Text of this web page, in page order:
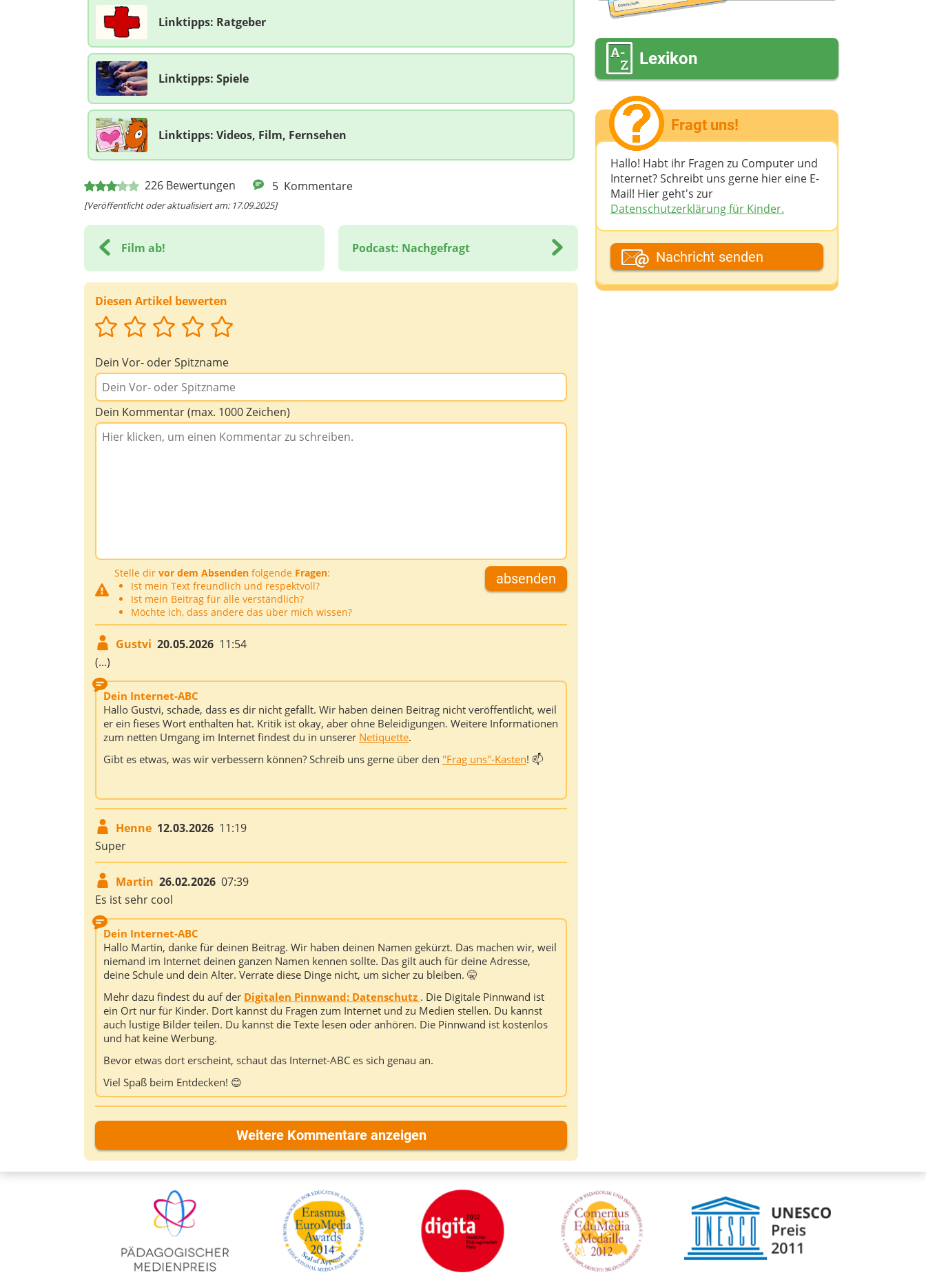
Linktipps: Ratgeber
Linktipps: Spiele
Linktipps: Videos, Film, Fernsehen
226 Bewertungen 5 Kommentare
[Veröffentlicht oder aktualisiert am: 17.09.2025]
Film ab! Podcast: Nachgefragt
Diesen Artikel bewerten
Dein Vor- oder Spitzname
Dein Kommentar (max. 1000 Zeichen)
Stelle dir vor dem Absenden folgende Fragen:
Ist mein Text freundlich und respektvoll?
Ist mein Beitrag für alle verständlich?
Möchte ich, dass andere das über mich wissen?
absenden
Gustvi 20.05.2026 11:54
(...)
Dein Internet-ABC
Hallo Gustvi, schade, dass es dir nicht gefällt. Wir haben deinen Beitrag nicht veröffentlicht, weil
er ein fieses Wort enthalten hat. Kritik ist okay, aber ohne Beleidigungen. Weitere Informationen
zum netten Umgang im Internet findest du in unserer Netiquette.
Gibt es etwas, was wir verbessern können? Schreib uns gerne über den "Frag uns"-Kasten! 📫
Henne 12.03.2026 11:19
Super
Martin 26.02.2026 07:39
Es ist sehr cool
Dein Internet-ABC
Hallo Martin, danke für deinen Beitrag. Wir haben deinen Namen gekürzt. Das machen wir, weil
niemand im Internet deinen ganzen Namen kennen sollte. Das gilt auch für deine Adresse,
deine Schule und dein Alter. Verrate diese Dinge nicht, um sicher zu bleiben. 🤫
Mehr dazu findest du auf der Digitalen Pinnwand: Datenschutz . Die Digitale Pinnwand ist
ein Ort nur für Kinder. Dort kannst du Fragen zum Internet und zu Medien stellen. Du kannst
auch lustige Bilder teilen. Du kannst die Texte lesen oder anhören. Die Pinnwand ist kostenlos
und hat keine Werbung.
Bevor etwas dort erscheint, schaut das Internet-ABC es sich genau an.
Viel Spaß beim Entdecken! 😊
Weitere Kommentare anzeigen
Lexikon
Fragt uns!
Hallo! Habt ihr Fragen zu Computer und
Internet? Schreibt uns gerne hier eine E-
Mail! Hier geht's zur
Datenschutzerklärung für Kinder.
Dein Fantasiename
Nachricht senden